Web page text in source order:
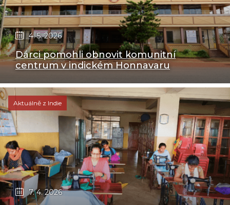
4. 5. 2026
Dárci pomohli obnovit komunitní
centrum v indickém Honnavaru
Aktuálně z Indie
7. 4. 2026